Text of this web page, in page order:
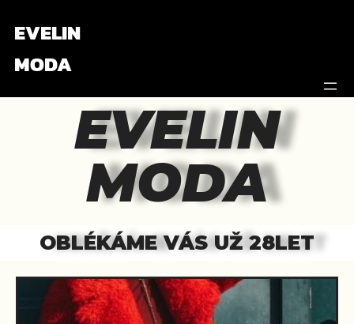
EVELIN
MODA
EVELIN
MODA
OBLÉKÁME VÁS UŽ 28LET